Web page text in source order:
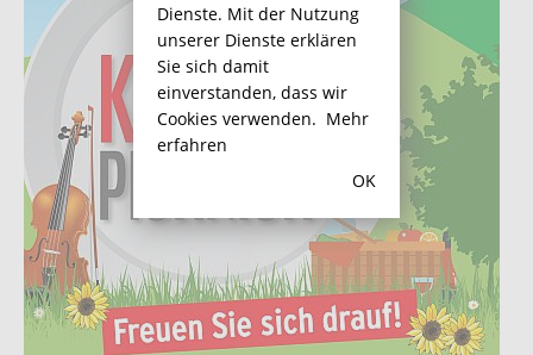
Dienste. Mit der Nutzung
unserer Dienste erklären
Sie sich damit
einverstanden, dass wir
Cookies verwenden. Mehr
erfahren
OK